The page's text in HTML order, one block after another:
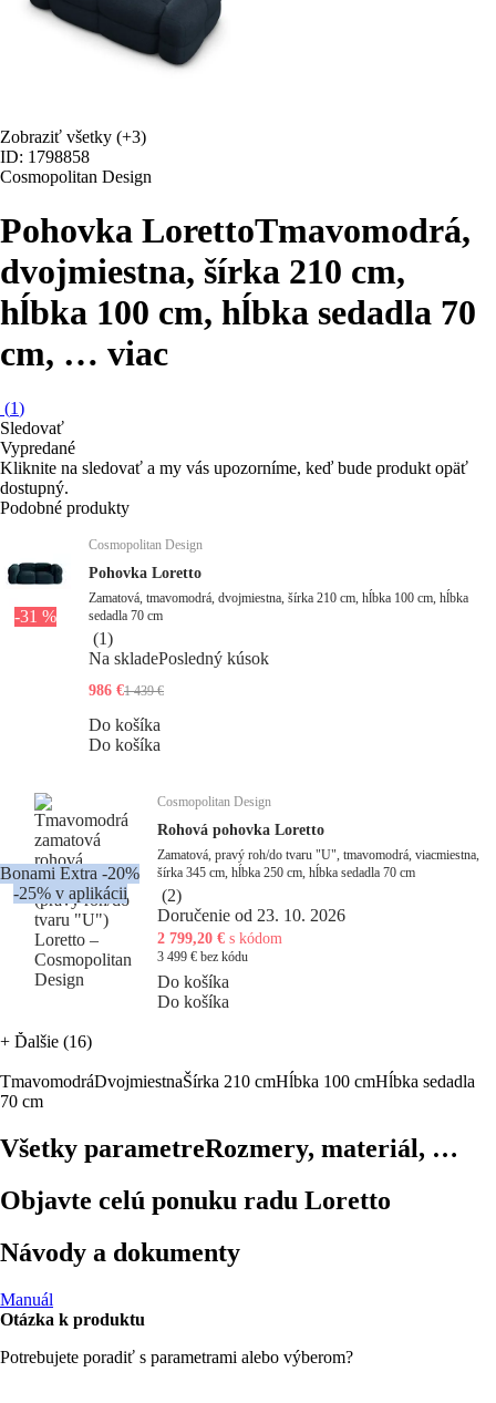
Zobraziť všetky (+3)
ID: 1798858
Cosmopolitan Design
Pohovka LorettoTmavomodrá,
dvojmiestna, šírka 210 cm,
hĺbka 100 cm, hĺbka sedadla 70
cm, … viac
(1)
Sledovať
Vypredané
Kliknite na sledovať a my vás upozorníme, keď bude produkt opäť
dostupný.
Podobné produkty
-31 %
Cosmopolitan Design
Pohovka Loretto
Zamatová, tmavomodrá, dvojmiestna, šírka 210 cm, hĺbka 100 cm, hĺbka
sedadla 70 cm
(1)
Na skladePosledný kúsok
986 €1 439 €
Do košíka
Do košíka
Bonami Extra -20%
-25% v aplikácii
Cosmopolitan Design
Rohová pohovka Loretto
Zamatová, pravý roh/do tvaru "U", tmavomodrá, viacmiestna,
šírka 345 cm, hĺbka 250 cm, hĺbka sedadla 70 cm
(2)
Doručenie od 23. 10. 2026
2 799,20 € s kódom
3 499 € bez kódu
Do košíka
Do košíka
+ Ďalšie (16)
TmavomodráDvojmiestnaŠírka 210 cmHĺbka 100 cmHĺbka sedadla
70 cm
Všetky parametreRozmery, materiál, …
Objavte celú ponuku radu Loretto
Návody a dokumenty
Manuál
Otázka k produktu
Potrebujete poradiť s parametrami alebo výberom?